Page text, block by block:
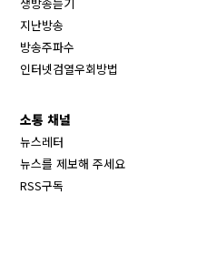
생방송듣기
지난방송
방송주파수
인터넷검열우회방법
소통 채널
뉴스레터
뉴스를 제보해 주세요
RSS구독